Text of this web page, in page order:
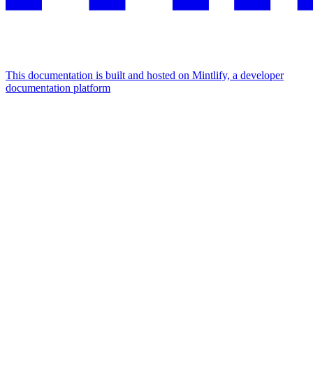
This documentation is built and hosted on Mintlify, a developer
documentation platform